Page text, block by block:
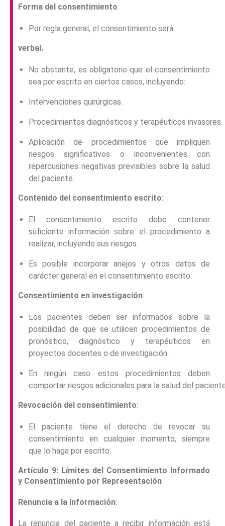
Forma del consentimiento:
Por regla general, el consentimiento será
verbal.
No obstante, es obligatorio que el consentimiento
sea por escrito en ciertos casos, incluyendo:
Intervenciones quirúrgicas.
Procedimientos diagnósticos y terapéuticos invasores.
Aplicación de procedimientos que impliquen
riesgos significativos o inconvenientes con
repercusiones negativas previsibles sobre la salud
del paciente.
Contenido del consentimiento escrito:
El consentimiento escrito debe contener
suficiente información sobre el procedimiento a
realizar, incluyendo sus riesgos.
Es posible incorporar anejos y otros datos de
carácter general en el consentimiento escrito.
Consentimiento en investigación:
Los pacientes deben ser informados sobre la
posibilidad de que se utilicen procedimientos de
pronóstico, diagnóstico y terapéuticos en
proyectos docentes o de investigación.
En ningún caso estos procedimientos deben
comportar riesgos adicionales para la salud del
Revocación del consentimiento:
El paciente tiene el derecho de revocar su
consentimiento en cualquier momento, siempre
que lo haga por escrito.
Artículo 9: Límites del Consentimiento Informado
y Consentimiento por Representación
Renuncia a la información:
La renuncia del paciente a recibir información está